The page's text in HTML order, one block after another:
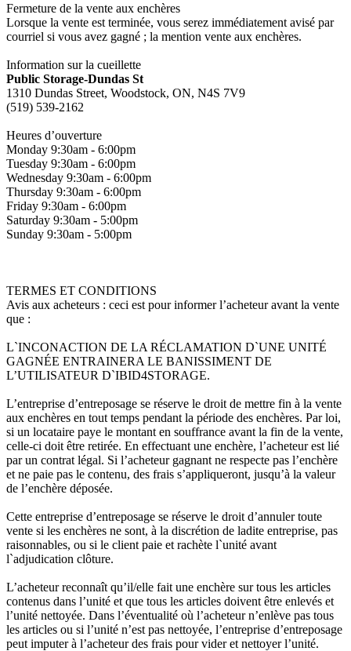
Fermeture de la vente aux enchères
Lorsque la vente est terminée, vous serez immédiatement avisé par
courriel si vous avez gagné ; la mention vente aux enchères.
Information sur la cueillette
Public Storage-Dundas St
1310 Dundas Street, Woodstock, ON, N4S 7V9
(519) 539-2162
Heures d’ouverture
Monday 9:30am - 6:00pm
Tuesday 9:30am - 6:00pm
Wednesday 9:30am - 6:00pm
Thursday 9:30am - 6:00pm
Friday 9:30am - 6:00pm
Saturday 9:30am - 5:00pm
Sunday 9:30am - 5:00pm
TERMES ET CONDITIONS
Avis aux acheteurs : ceci est pour informer l’acheteur avant la vente
que :
L`INCONACTION DE LA RÉCLAMATION D`UNE UNITÉ
GAGNÉE ENTRAINERA LE BANISSIMENT DE
L’UTILISATEUR D`IBID4STORAGE.
L’entreprise d’entreposage se réserve le droit de mettre fin à la vente
aux enchères en tout temps pendant la période des enchères. Par loi,
si un locataire paye le montant en souffrance avant la fin de la vente,
celle-ci doit être retirée. En effectuant une enchère, l’acheteur est lié
par un contrat légal. Si l’acheteur gagnant ne respecte pas l’enchère
et ne paie pas le contenu, des frais s’appliqueront, jusqu’à la valeur
de l’enchère déposée.
Cette entreprise d’entreposage se réserve le droit d’annuler toute
vente si les enchères ne sont, à la discrétion de ladite entreprise, pas
raisonnables, ou si le client paie et rachète l`unité avant
l`adjudication clôture.
L’acheteur reconnaît qu’il/elle fait une enchère sur tous les articles
contenus dans l’unité et que tous les articles doivent être enlevés et
l’unité nettoyée. Dans l’éventualité où l’acheteur n’enlève pas tous
les articles ou si l’unité n’est pas nettoyée, l’entreprise d’entreposage
peut imputer à l’acheteur des frais pour vider et nettoyer l’unité.